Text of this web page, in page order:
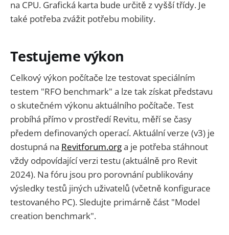
na CPU. Grafická karta bude určitě z vyšší třídy. Je
také potřeba zvážit potřebu mobility.
Testujeme výkon
Celkový výkon počítače lze testovat speciálním
testem "RFO benchmark" a lze tak získat představu
o skutečném výkonu aktuálního počítače. Test
probíhá přímo v prostředí Revitu, měří se časy
předem definovaných operací. Aktuální verze (v3) je
dostupná na Revitforum.orga je potřeba stáhnout
vždy odpovídající verzi testu (aktuálně pro Revit
2024). Na fóru jsou pro porovnání publikovány
výsledky testů jiných uživatelů (včetně konfigurace
testovaného PC). Sledujte primárně část "Model
creation benchmark".